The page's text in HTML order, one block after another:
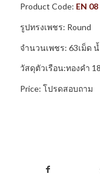
Product Code: EN 08
รูปทรงเพชร: Round
จำนวนเพชร: 63เม็ด
วัสดุตัวเรือน:ทองคำ
Price: โปรดสอบถาม